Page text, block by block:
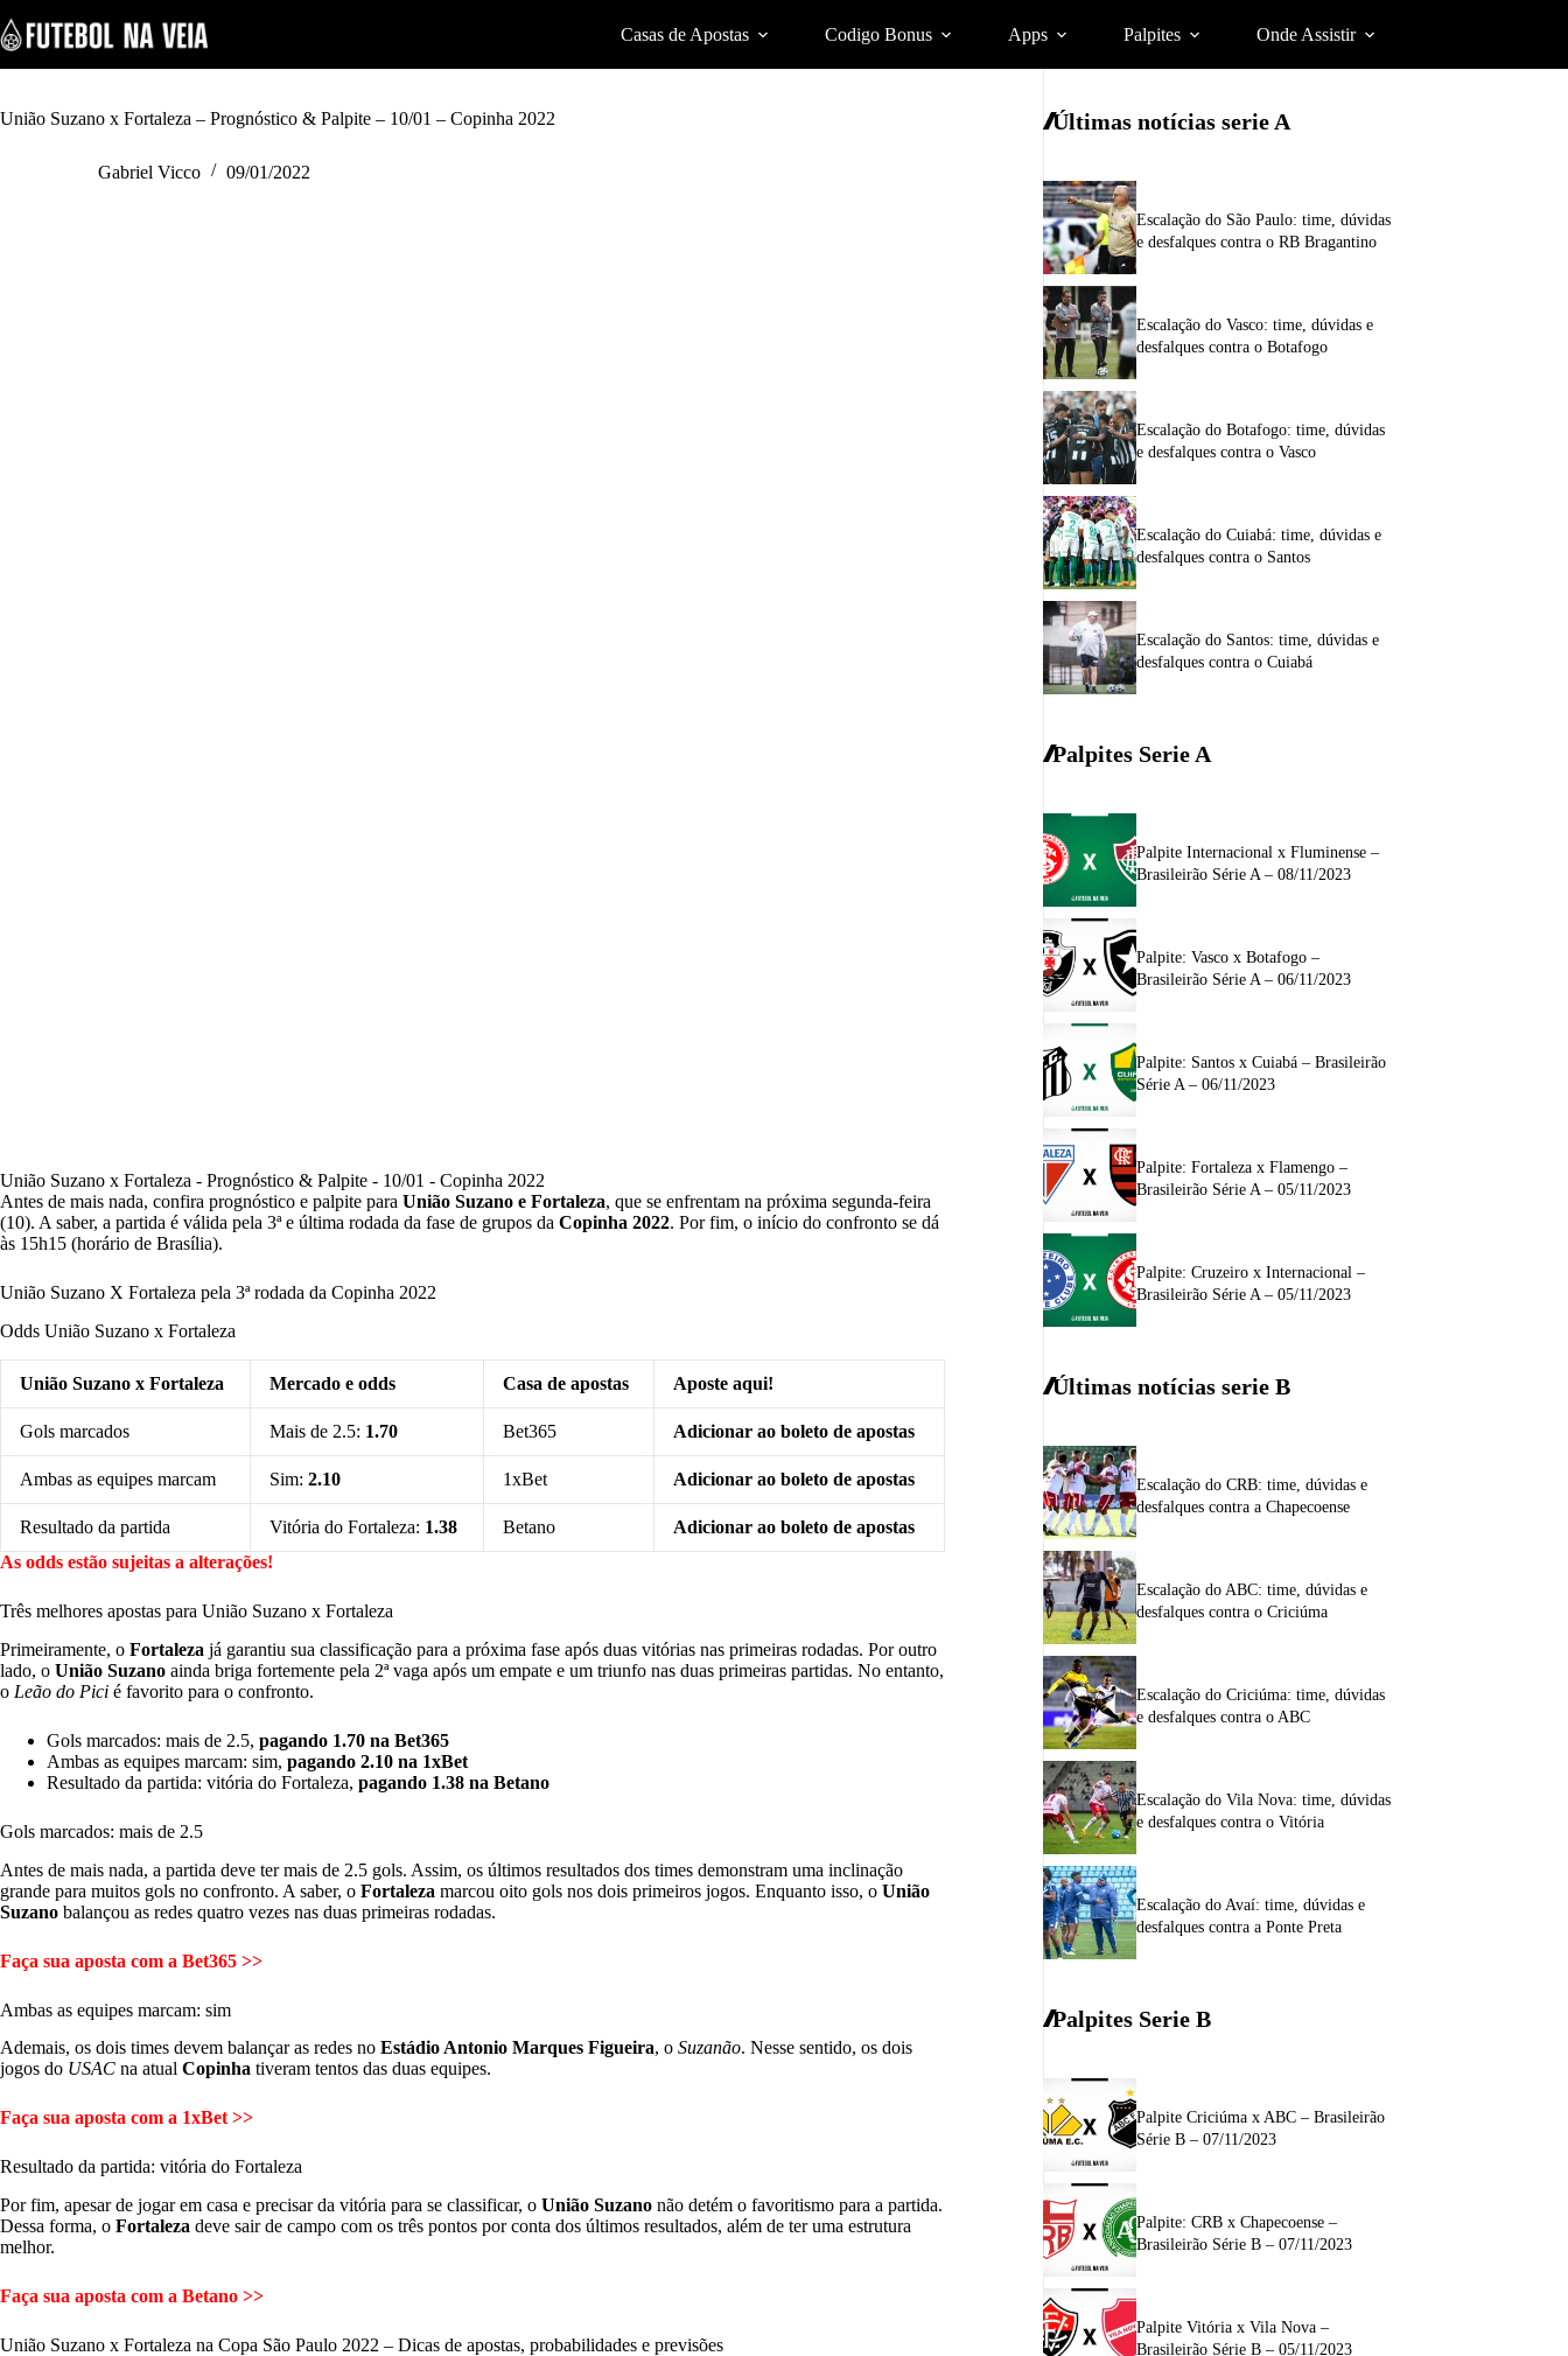
k
i
p
o
Casas de Apostas Codigo Bonus Apps Palpites Onde Assistir
União Suzano x Fortaleza – Prognóstico & Palpite – 10/01 – Copinha 2022
Gabriel Vicco 09/01/2022
União Suzano x Fortaleza - Prognóstico & Palpite - 10/01 - Copinha 2022
Antes de mais nada, confira prognóstico e palpite para União Suzano e Fortaleza, que se enfrentam na próxima segunda-feira
(10). A saber, a partida é válida pela 3ª e última rodada da fase de grupos da Copinha 2022. Por fim, o início do confronto se dá
às 15h15 (horário de Brasília).
União Suzano X Fortaleza pela 3ª rodada da Copinha 2022
Odds União Suzano x Fortaleza
União Suzano x Fortaleza Mercado e odds Casa de apostas Aposte aqui!
Gols marcados Mais de 2.5: 1.70 Bet365 Adicionar ao boleto de apostas
Ambas as equipes marcam Sim: 2.10 1xBet Adicionar ao boleto de apostas
Resultado da partida Vitória do Fortaleza: 1.38 Betano
Adicionar ao boleto de apostas
As odds estão sujeitas a alterações!
Três melhores apostas para União Suzano x Fortaleza
Primeiramente, o Fortaleza já garantiu sua classificação para a próxima fase após duas vitórias nas primeiras rodadas. Por outro
lado, o União Suzano ainda briga fortemente pela 2ª vaga após um empate e um triunfo nas duas primeiras partidas. No entanto,
o Leão do Pici é favorito para o confronto.
Gols marcados: mais de 2.5, pagando 1.70 na Bet365
Ambas as equipes marcam: sim, pagando 2.10 na 1xBet
Resultado da partida: vitória do Fortaleza, pagando 1.38 na Betano
Gols marcados: mais de 2.5
Antes de mais nada, a partida deve ter mais de 2.5 gols. Assim, os últimos resultados dos times demonstram uma inclinação
grande para muitos gols no confronto. A saber, o Fortaleza marcou oito gols nos dois primeiros jogos. Enquanto isso, o União
Suzano balançou as redes quatro vezes nas duas primeiras rodadas.
Faça sua aposta com a Bet365 >>
Ambas as equipes marcam: sim
Ademais, os dois times devem balançar as redes no Estádio Antonio Marques Figueira, o Suzanão. Nesse sentido, os dois
jogos do USAC na atual Copinha tiveram tentos das duas equipes.
Faça sua aposta com a 1xBet >>
Resultado da partida: vitória do Fortaleza
Por fim, apesar de jogar em casa e precisar da vitória para se classificar, o União Suzano não detém o favoritismo para a partida.
Dessa forma, o Fortaleza deve sair de campo com os três pontos por conta dos últimos resultados, além de ter uma estrutura
melhor.
Faça sua aposta com a Betano >>
União Suzano x Fortaleza na Copa São Paulo 2022 – Dicas de apostas, probabilidades e previsões
Últimas notícias serie A
Escalação do São Paulo: time, dúvidas
e desfalques contra o RB Bragantino
Escalação do Vasco: time, dúvidas e
desfalques contra o Botafogo
Escalação do Botafogo: time, dúvidas
e desfalques contra o Vasco
Escalação do Cuiabá: time, dúvidas e
desfalques contra o Santos
Escalação do Santos: time, dúvidas e
desfalques contra o Cuiabá
Palpites Serie A
Palpite Internacional x Fluminense –
Brasileirão Série A – 08/11/2023
Palpite: Vasco x Botafogo –
Brasileirão Série A – 06/11/2023
Palpite: Santos x Cuiabá – Brasileirão
Série A – 06/11/2023
Palpite: Fortaleza x Flamengo –
Brasileirão Série A – 05/11/2023
Palpite: Cruzeiro x Internacional –
Brasileirão Série A – 05/11/2023
Últimas notícias serie B
Escalação do CRB: time, dúvidas e
desfalques contra a Chapecoense
Escalação do ABC: time, dúvidas e
desfalques contra o Criciúma
Escalação do Criciúma: time, dúvidas
e desfalques contra o ABC
Escalação do Vila Nova: time, dúvidas
e desfalques contra o Vitória
Escalação do Avaí: time, dúvidas e
desfalques contra a Ponte Preta
Palpites Serie B
Palpite Criciúma x ABC – Brasileirão
Série B – 07/11/2023
Palpite: CRB x Chapecoense –
Brasileirão Série B – 07/11/2023
Palpite Vitória x Vila Nova –
Brasileirão Série B – 05/11/2023